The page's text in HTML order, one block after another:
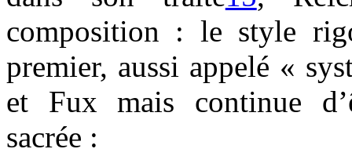
composition : le style
premier, aussi appelé «
et Fux mais continue
sacrée :